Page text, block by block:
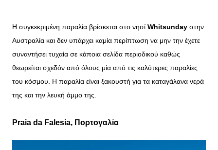
H συγκεκριμένη παραλία βρίσκεται στο νησί Whitsunday στην
Αυστραλία και δεν υπάρχει καμία περίπτωση να μην την έχετε
συναντήσει τυχαία σε κάποια σελίδα περιοδικού καθώς
θεωρείται σχεδόν από όλους μία από τις καλύτερες παραλίες
του κόσμου. Η παραλία είναι ξακουστή για τα καταγάλανα νερά
της και την λευκή άμμο της.
Praia da Falesia, Πορτογαλία